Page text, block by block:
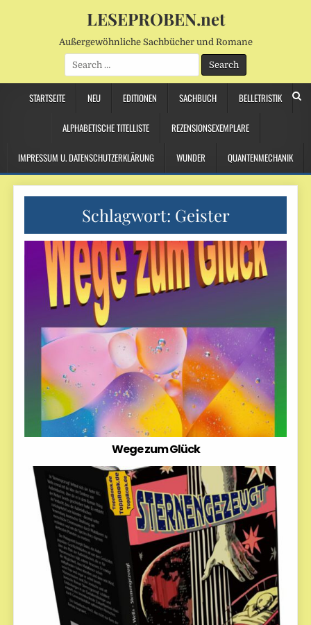
LESEPROBEN.net
Außergewöhnliche Sachbücher und Romane
Search
for:
STARTSEITE NEU EDITIONEN SACHBUCH BELLETRISTIK
ALPHABETISCHE TITELLISTE REZENSIONSEXEMPLARE
IMPRESSUM U. DATENSCHUTZERKLÄRUNG WUNDER QUANTENMECHANIK
Schlagwort: Geister
Wege zum Glück